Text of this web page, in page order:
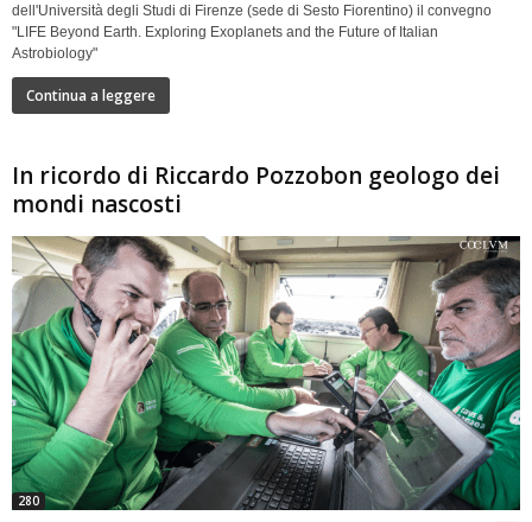
dell'Università degli Studi di Firenze (sede di Sesto Fiorentino) il convegno
"LIFE Beyond Earth. Exploring Exoplanets and the Future of Italian
Astrobiology"
Continua a leggere
In ricordo di Riccardo Pozzobon geologo dei
mondi nascosti
280